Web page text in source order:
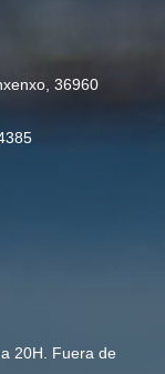
36960
20H. Fuera de